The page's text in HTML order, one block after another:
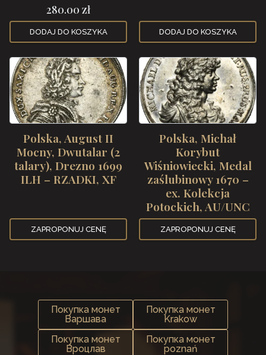
280.00 zł
DODAJ DO KOSZYKA DODAJ DO KOSZYKA
Polska, August II
Mocny, Dwutalar (2
talary), Drezno 1699
ILH – RZADKI, XF
ZAPROPONUJ CENĘ
Polska, Michał
Korybut
Wiśniowiecki, Medal
zaślubinowy 1670 –
ex. Kolekcja
Potockich, AU/UNC
ZAPROPONUJ CENĘ
Покупка монет
Варшава
Покупка монет
Krakow
Покупка монет
Вроцлав
Покупка монет
poznań